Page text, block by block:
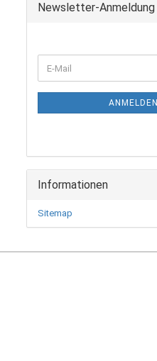
Newsletter-Anmeldung
ZUR
E-
Mail
ANMELDEN
Informationen
Sitemap